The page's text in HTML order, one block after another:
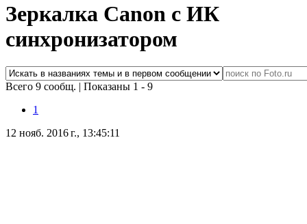
Зеркалка Canon с ИК
синхронизатором
Всего 9 сообщ. | Показаны 1 - 9
1
12 нояб. 2016 г., 13:45:11